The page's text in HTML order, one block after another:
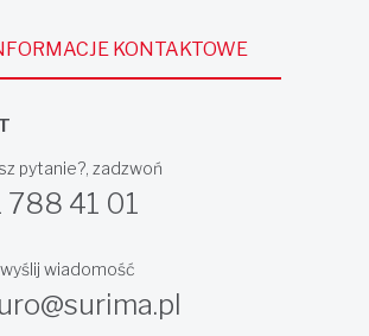
KONTAKTOWE
pytanie?, zadzwoń
788 41 01
wiadomość